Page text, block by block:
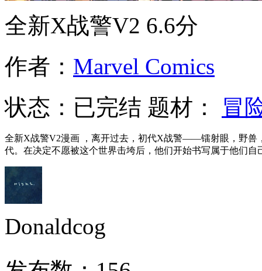
全新X战警V2 6.6分
作者： Marvel Comics
状态： 已完结 题材： 冒
全新X战警V2漫画 ，离开过去，初代X战警——镭射眼，野
代。在决定不愿被这个世界击垮后，他们开始书写属于他们
Donaldcog